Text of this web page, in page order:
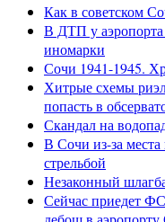
Как в советском
В ДТП у аэропорта
иномарки
Сочи 1941-1945.
Хитрые схемы
попасть в
Скандал на
В Сочи из-за места
стрельбой
Незаконный
Сейчас приедет